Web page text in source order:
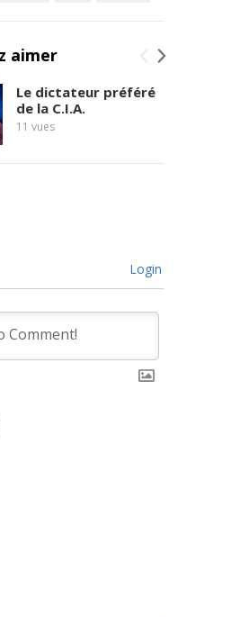
aimer
Le dictateur préféré
de la C.I.A.
11 vues
Login